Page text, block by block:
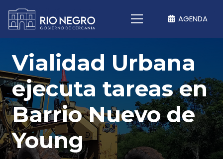
AGENDA
Vialidad Urbana
ejecuta tareas en
Barrio Nuevo de
Young